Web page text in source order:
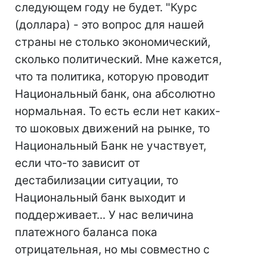
следующем году не будет. "Курс
(доллара) - это вопрос для нашей
страны не столько экономический,
сколько политический. Мне кажется,
что та политика, которую проводит
Национальный банк, она абсолютно
нормальная. То есть если нет каких-
то шоковых движений на рынке, то
Национальный Банк не участвует,
если что-то зависит от
дестабилизации ситуации, то
Национальный банк выходит и
поддерживает... У нас величина
платежного баланса пока
отрицательная, но мы совместно с